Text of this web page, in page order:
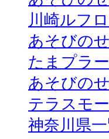
川崎ルフ
あそびの
たまプラ
あそびの
テラスモ
神奈川県